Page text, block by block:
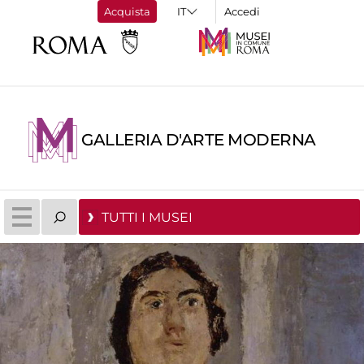
Acquista Accedi
GALLERIA D'ARTE MODERNA
TUTTI I MUSEI